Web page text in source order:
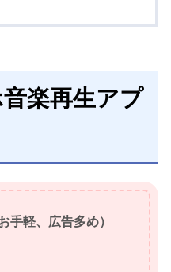
楽再生アプ
手軽、広告多め）